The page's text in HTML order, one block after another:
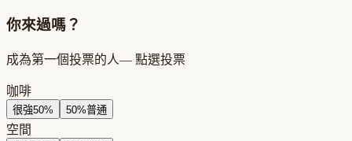
你來過嗎？
成為第一個投票的人— 點選投票
咖啡
很強50% 50%普通
空間